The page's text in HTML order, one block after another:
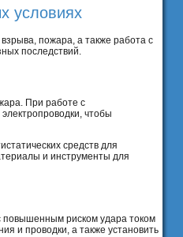
условиях
пожара, а также работа с
последствий.
При работе с
чтобы
средств для
и инструменты для
повышенным риском удара током
и проводки, а также установить